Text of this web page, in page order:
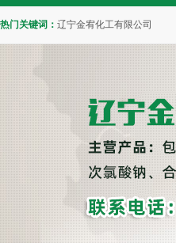
热门关键词： 辽宁金宥化工有限公司